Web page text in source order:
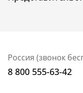
Россия (звонок
8 800 555-63-42